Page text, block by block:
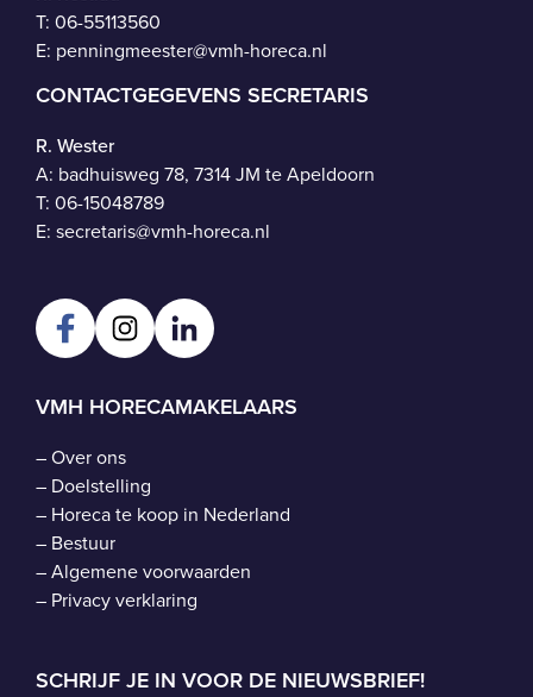
T: 06-55113560
E: penningmeester@vmh-horeca.nl
CONTACTGEGEVENS SECRETARIS
R. Wester
A: badhuisweg 78, 7314 JM te Apeldoorn
T: 06-15048789
E: secretaris@vmh-horeca.nl
VMH HORECAMAKELAARS
–Over ons
– Doelstelling
– Horeca te koop in Nederland
– Bestuur
–Algemene voorwaarden
– Privacy verklaring
SCHRIJF JE IN VOOR DE NIEUWSBRIEF!